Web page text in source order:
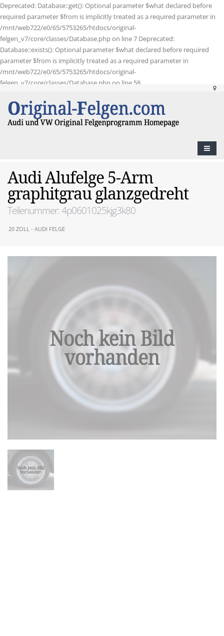
Deprecated: Database::get(): Optional parameter $what declared before
required parameter $from is implicitly treated as a required parameter in
/mnt/web722/e0/65/5753265/htdocs/original-
felgen_v7/core/classes/Database.php on line 7 Deprecated:
Database::exists(): Optional parameter $what declared before required
parameter $from is implicitly treated as a required parameter in
/mnt/web722/e0/65/5753265/htdocs/original-
felgen_v7/core/classes/Database.php on line 58
Audi Alufelge 5-Arm
graphitgrau glanzgedreht
Teilenummer: 4p0601025kjg3k80
20 ZOLL - AUDI FELGE